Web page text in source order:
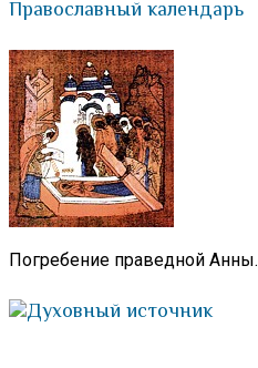
Православный календарь
Погребение праведной Анны.
Духовный источник